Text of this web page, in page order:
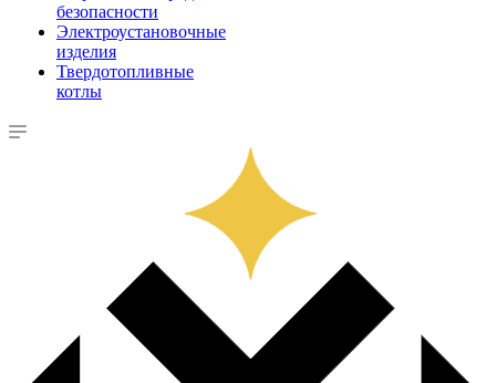
безопасности
Электроустановочные
изделия
Твердотопливные
котлы